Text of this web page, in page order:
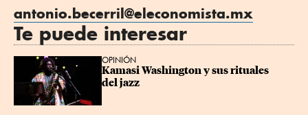
antonio.becerril@eleconomista.mx
Te puede interesar
OPINIÓN
Kamasi Washington y sus rituales
del jazz